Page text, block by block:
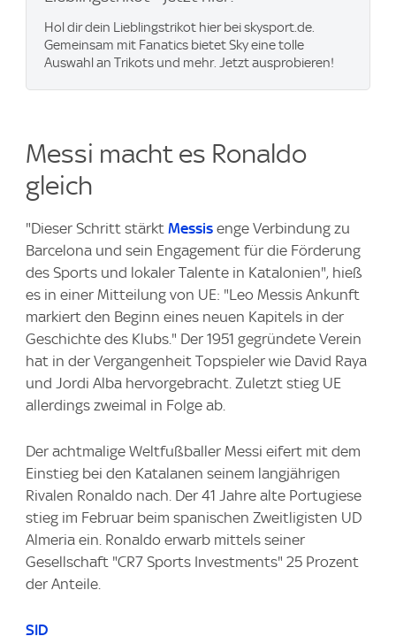
Hol dir dein Lieblingstrikot hier bei skysport.de.
Gemeinsam mit Fanatics bietet Sky eine tolle
Auswahl an Trikots und mehr. Jetzt ausprobieren!
Messi macht es Ronaldo
gleich
"Dieser Schritt stärkt Messis enge Verbindung zu
Barcelona und sein Engagement für die Förderung
des Sports und lokaler Talente in Katalonien", hieß
es in einer Mitteilung von UE: "Leo Messis Ankunft
markiert den Beginn eines neuen Kapitels in der
Geschichte des Klubs." Der 1951 gegründete Verein
hat in der Vergangenheit Topspieler wie David Raya
und Jordi Alba hervorgebracht. Zuletzt stieg UE
allerdings zweimal in Folge ab.
Der achtmalige Weltfußballer Messi eifert mit dem
Einstieg bei den Katalanen seinem langjährigen
Rivalen Ronaldo nach. Der 41 Jahre alte Portugiese
stieg im Februar beim spanischen Zweitligisten UD
Almeria ein. Ronaldo erwarb mittels seiner
Gesellschaft "CR7 Sports Investments" 25 Prozent
der Anteile.
SID